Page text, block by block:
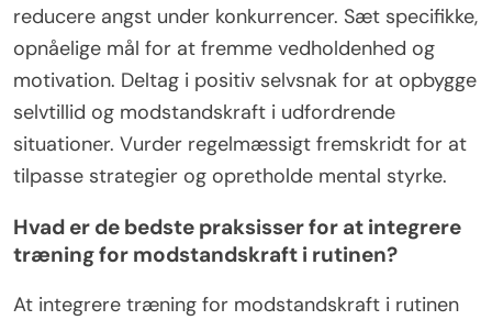
reducere angst under konkurrencer. Sæt specifikke,
opnåelige mål for at fremme vedholdenhed og
motivation. Deltag i positiv selvsnak for at opbygge
selvtillid og modstandskraft i udfordrende
situationer. Vurder regelmæssigt fremskridt for at
tilpasse strategier og opretholde mental styrke.
Hvad er de bedste praksisser for at integrere
træning for modstandskraft i rutinen?
At integrere træning for modstandskraft i rutinen